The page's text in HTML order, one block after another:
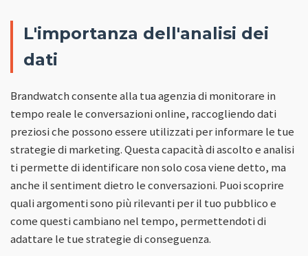
L'importanza dell'analisi dei
dati
Brandwatch consente alla tua agenzia di monitorare in
tempo reale le conversazioni online, raccogliendo dati
preziosi che possono essere utilizzati per informare le tue
strategie di marketing. Questa capacità di ascolto e analisi
ti permette di identificare non solo cosa viene detto, ma
anche il sentiment dietro le conversazioni. Puoi scoprire
quali argomenti sono più rilevanti per il tuo pubblico e
come questi cambiano nel tempo, permettendoti di
adattare le tue strategie di conseguenza.